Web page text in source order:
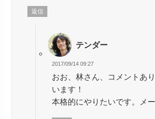
返信
テンダー
2017/09/14 09:27
おお、林さん、コメントあ
います！
本格的にやりたいです。メ